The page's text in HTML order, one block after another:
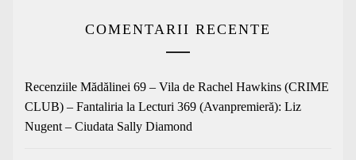
COMENTARII RECENTE
Recenziile Mădălinei 69 – Vila de Rachel Hawkins (CRIME
CLUB) – Fantaliria la Lecturi 369 (Avanpremieră): Liz
Nugent – Ciudata Sally Diamond